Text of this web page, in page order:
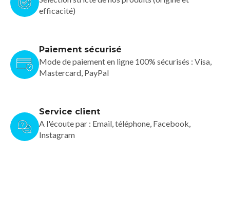
efficacité)
Paiement sécurisé
Mode de paiement en ligne 100% sécurisés : Visa,
Mastercard, PayPal
Service client
A l'écoute par : Email, téléphone, Facebook,
Instagram